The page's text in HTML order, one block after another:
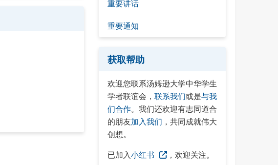
重要讲话
重要通知
获取帮助
欢迎您联系汤姆逊大学中华学生
学者联谊会， 联系我们或是与我
们合作。我们还欢迎有志同道合
的朋友加入我们 ，共同成就伟大
创想。
已加入小红书 ，欢迎关注。